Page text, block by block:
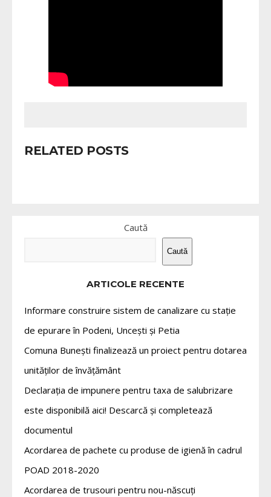
RELATED POSTS
Caută
Caută
ARTICOLE RECENTE
Informare construire sistem de canalizare cu stație
de epurare în Podeni, Uncești și Petia
Comuna Bunești finalizează un proiect pentru dotarea
unităților de învățământ
Declarația de impunere pentru taxa de salubrizare
este disponibilă aici! Descarcă și completează
documentul
Acordarea de pachete cu produse de igienă în cadrul
POAD 2018-2020
Acordarea de trusouri pentru nou-născuți